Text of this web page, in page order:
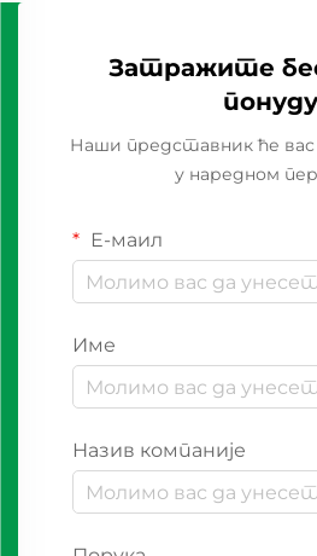
Затражите
понуду
Наши представник ће
у наредном
Е-маил
Име
Назив компаније